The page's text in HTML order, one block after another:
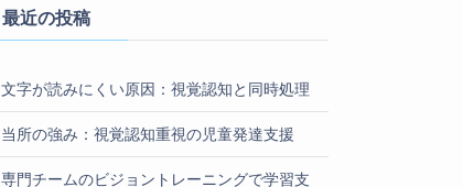
最近の投稿
文字が読みにくい原因：視覚認知と同時処理
当所の強み：視覚認知重視の児童発達支援
専門チームのビジョントレーニングで学習支